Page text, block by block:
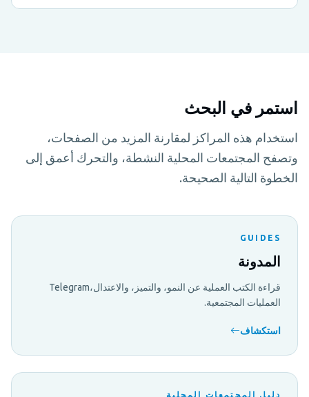
استمر في البحث
استخدام هذه المراكز لمقارنة المزيد من الصفحات،
وتصفح المجتمعات المحلية النشطة، والتحرك أعمق إلى
الخطوة التالية الصحيحة.
GUIDES
المدونة
قراءة الكتب العملية عن النمو، والتميز، والاعتدال،Telegram
العمليات المجتمعية.
استكشاف
دليل المجتمعات المحلية